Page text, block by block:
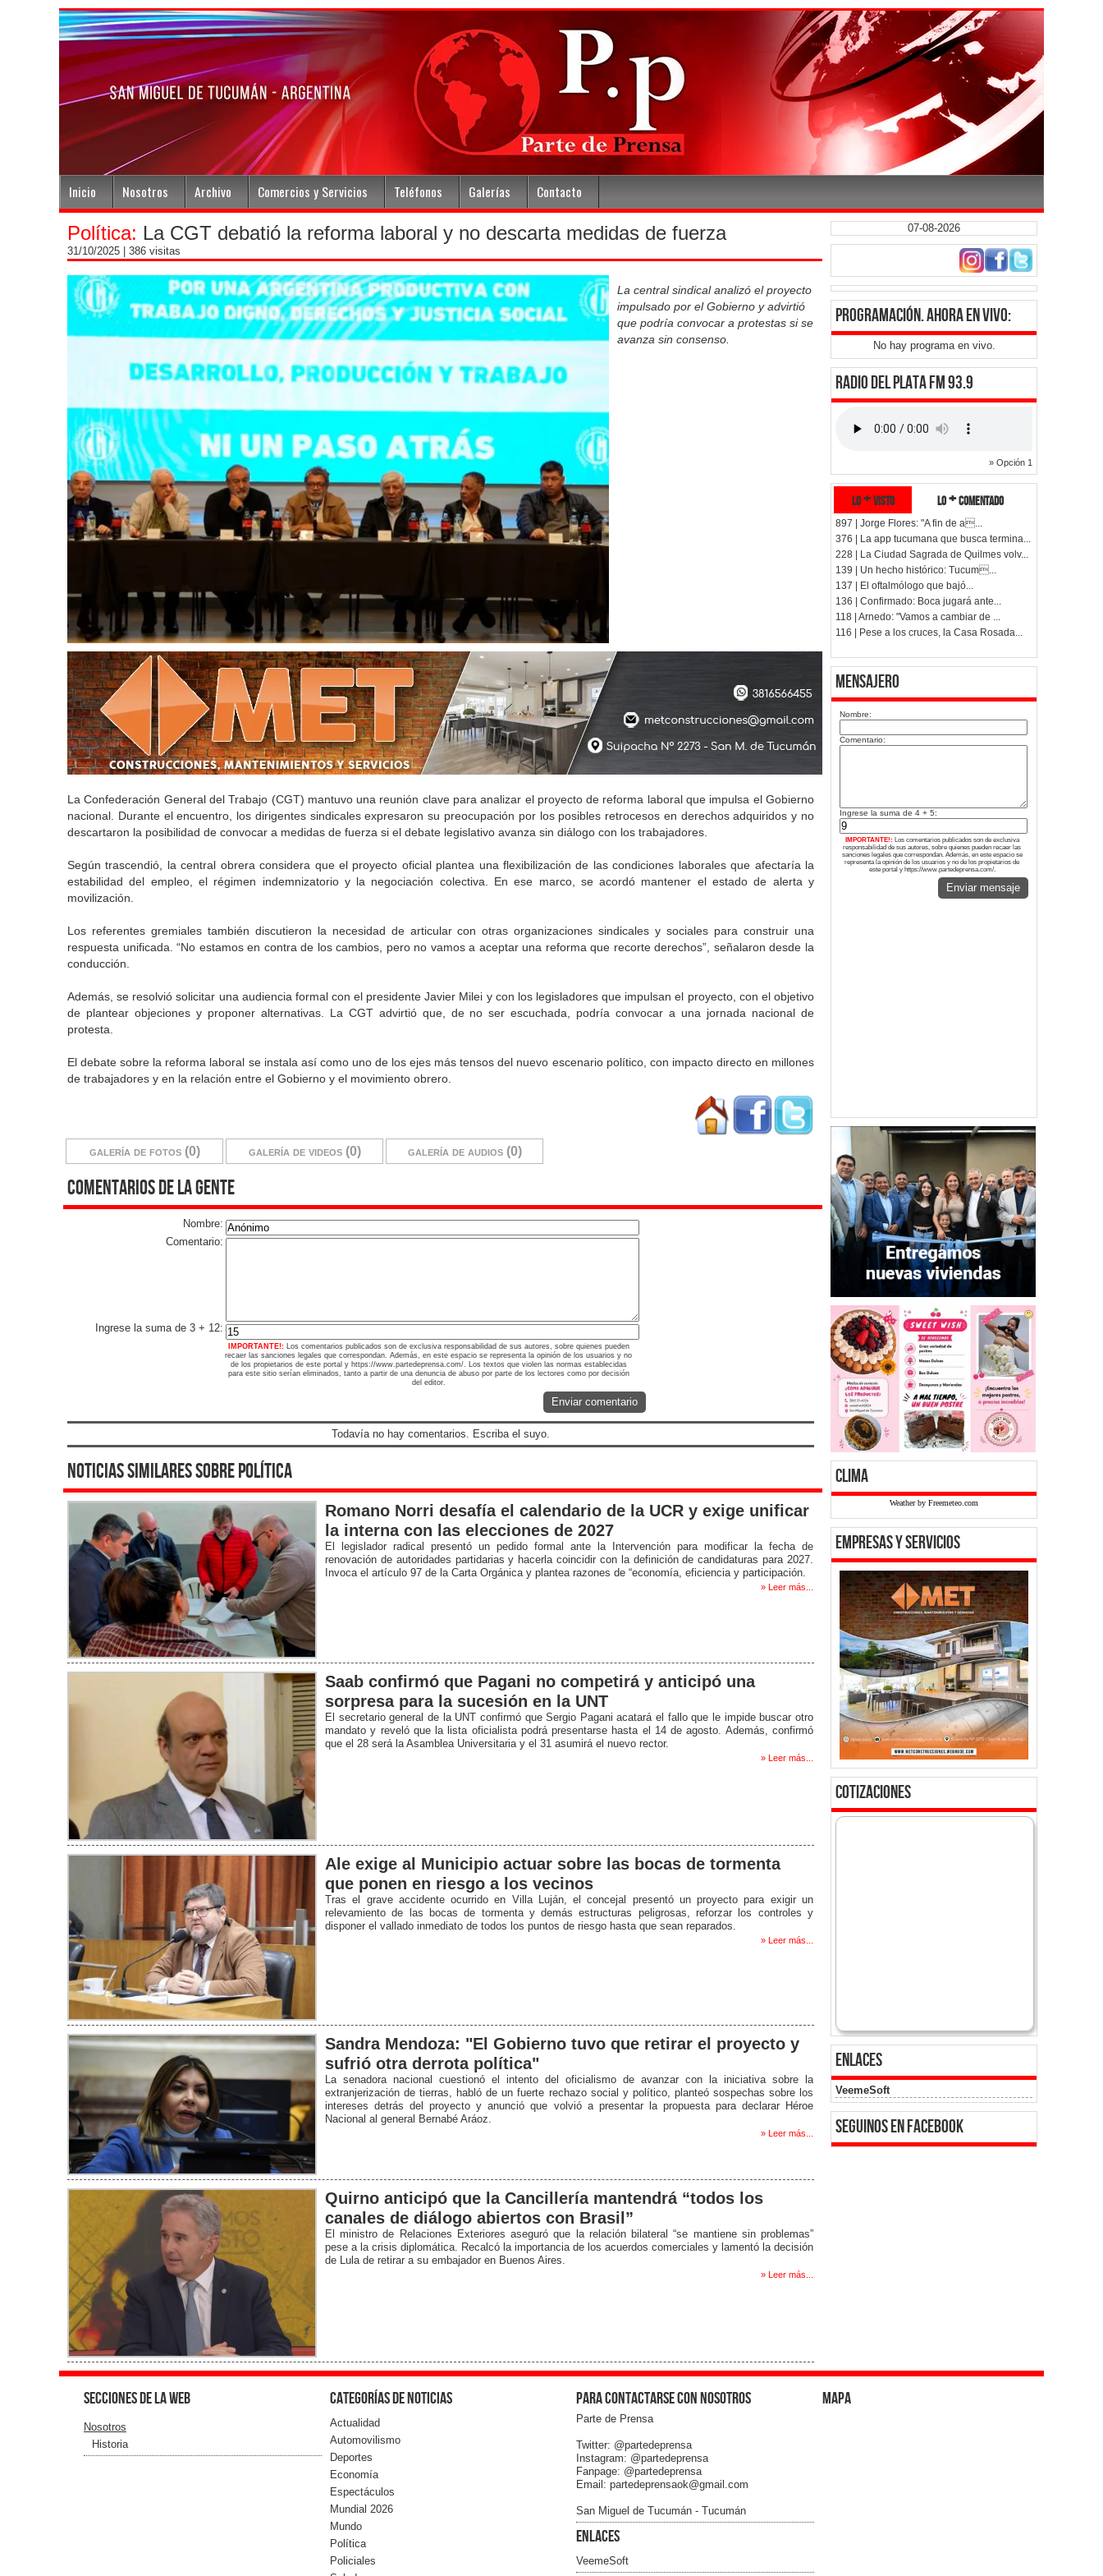
Inicio Nosotros Archivo Comercios y Servicios Teléfonos Galerías Contacto
Política: La CGT debatió la reforma laboral y no descarta medidas de fuerza
31/10/2025 | 386 visitas
La central sindical analizó el proyecto
impulsado por el Gobierno y advirtió
que podría convocar a protestas si se
avanza sin consenso.
La Confederación General del Trabajo (CGT) mantuvo una reunión clave para analizar el proyecto de reforma laboral que impulsa el Gobierno
nacional. Durante el encuentro, los dirigentes sindicales expresaron su preocupación por los posibles retrocesos en derechos adquiridos y no
descartaron la posibilidad de convocar a medidas de fuerza si el debate legislativo avanza sin diálogo con los trabajadores.
Según trascendió, la central obrera considera que el proyecto oficial plantea una flexibilización de las condiciones laborales que afectaría la
estabilidad del empleo, el régimen indemnizatorio y la negociación colectiva. En ese marco, se acordó mantener el estado de alerta y
movilización.
Los referentes gremiales también discutieron la necesidad de articular con otras organizaciones sindicales y sociales para construir una
respuesta unificada. “No estamos en contra de los cambios, pero no vamos a aceptar una reforma que recorte derechos”, señalaron desde la
conducción.
Además, se resolvió solicitar una audiencia formal con el presidente Javier Milei y con los legisladores que impulsan el proyecto, con el objetivo
de plantear objeciones y proponer alternativas. La CGT advirtió que, de no ser escuchada, podría convocar a una jornada nacional de
protesta.
El debate sobre la reforma laboral se instala así como uno de los ejes más tensos del nuevo escenario político, con impacto directo en millones
de trabajadores y en la relación entre el Gobierno y el movimiento obrero.
galería de fotos (0) galería de videos (0) galería de audios (0)
comentarios de la gente
Nombre:
Comentario:
Ingrese la suma de 3 + 12:
IMPORTANTE!: Los comentarios publicados son de exclusiva responsabilidad de sus autores, sobre quienes pueden
recaer las sanciones legales que correspondan. Además, en este espacio se representa la opinión de los usuarios y no
de los propietarios de este portal y https://www.partedeprensa.com/. Los textos que violen las normas establecidas
para este sitio serían eliminados, tanto a partir de una denuncia de abuso por parte de los lectores como por decisión
del editor.
Enviar comentario
Todavía no hay comentarios. Escriba el suyo.
noticias similares sobre política
Romano Norri desafía el calendario de la UCR y exige unificar
la interna con las elecciones de 2027
El legislador radical presentó un pedido formal ante la Intervención para modificar la fecha de
renovación de autoridades partidarias y hacerla coincidir con la definición de candidaturas para 2027.
Invoca el artículo 97 de la Carta Orgánica y plantea razones de “economía, eficiencia y participación.
» Leer más...
Saab confirmó que Pagani no competirá y anticipó una
sorpresa para la sucesión en la UNT
El secretario general de la UNT confirmó que Sergio Pagani acatará el fallo que le impide buscar otro
mandato y reveló que la lista oficialista podrá presentarse hasta el 14 de agosto. Además, confirmó
que el 28 será la Asamblea Universitaria y el 31 asumirá el nuevo rector.
» Leer más...
Ale exige al Municipio actuar sobre las bocas de tormenta
que ponen en riesgo a los vecinos
Tras el grave accidente ocurrido en Villa Luján, el concejal presentó un proyecto para exigir un
relevamiento de las bocas de tormenta y demás estructuras peligrosas, reforzar los controles y
disponer el vallado inmediato de todos los puntos de riesgo hasta que sean reparados.
» Leer más...
Sandra Mendoza: "El Gobierno tuvo que retirar el proyecto y
sufrió otra derrota política"
La senadora nacional cuestionó el intento del oficialismo de avanzar con la iniciativa sobre la
extranjerización de tierras, habló de un fuerte rechazo social y político, planteó sospechas sobre los
intereses detrás del proyecto y anunció que volvió a presentar la propuesta para declarar Héroe
Nacional al general Bernabé Aráoz.
» Leer más...
Quirno anticipó que la Cancillería mantendrá “todos los
canales de diálogo abiertos con Brasil”
El ministro de Relaciones Exteriores aseguró que la relación bilateral “se mantiene sin problemas”
pese a la crisis diplomática. Recalcó la importancia de los acuerdos comerciales y lamentó la decisión
de Lula de retirar a su embajador en Buenos Aires.
» Leer más...
07-08-2026
programación. ahora en vivo:
No hay programa en vivo.
RADIO DEL PLATA FM 93.9
» Opción 1
lo + visto lo + comentado
897 | Jorge Flores: "A fin de a...
376 | La app tucumana que busca termina...
228 | La Ciudad Sagrada de Quilmes volv...
139 | Un hecho histórico: Tucum...
137 | El oftalmólogo que bajó...
136 | Confirmado: Boca jugará ante...
118 | Arnedo: "Vamos a cambiar de ...
116 | Pese a los cruces, la Casa Rosada...
Mensajero
Nombre:
Comentario:
Ingrese la suma de 4 + 5:
IMPORTANTE!: Los comentarios publicados son de exclusiva
responsabilidad de sus autores, sobre quienes pueden recaer las
sanciones legales que correspondan. Además, en este espacio se
representa la opinión de los usuarios y no de los propietarios de
este portal y https://www.partedeprensa.com/.
Enviar mensaje
clima
Weather by Freemeteo.com
empresas y servicios
cotizaciones
enlaces
VeemeSoft
seguinos en facebook
Secciones de la web
Nosotros
Historia
Categorías de noticias
Actualidad
Automovilismo
Deportes
Economía
Espectáculos
Mundial 2026
Mundo
Política
Policiales
Para contactarse con nosotros
Parte de Prensa
Twitter: @partedeprensa
Instagram: @partedeprensa
Fanpage: @partedeprensa
Email: partedeprensaok@gmail.com
San Miguel de Tucumán - Tucumán
Enlaces
VeemeSoft
Mapa